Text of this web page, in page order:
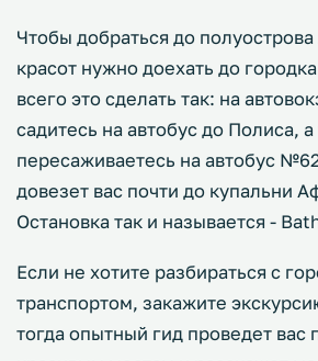
Чтобы добраться до
красот нужно доехать до
всего это сделать так: на
садитесь на автобус до Полиса, а
пересаживаетесь на автобус
довезет вас почти до купальни
Остановка так и называется -
Если не хотите разбираться с
транспортом, закажите
тогда опытный гид проведет вас